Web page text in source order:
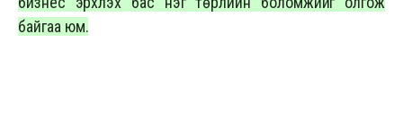
байгаа юм.